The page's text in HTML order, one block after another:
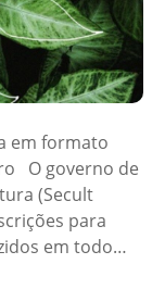
em formato
O governo de
(Secult
para
em todo…